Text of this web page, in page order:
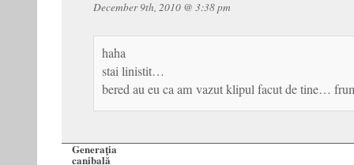
December 9th, 2010 @ 3:38 pm
haha
stai linistit…
bered au eu ca am vazut klipul facut de tine…
Generaţia
canibală